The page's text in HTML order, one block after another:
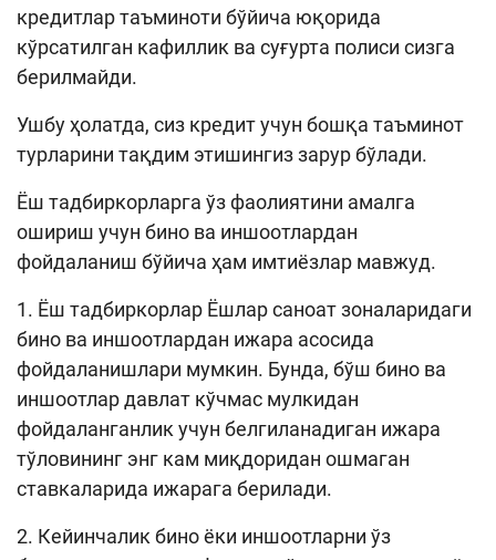
кредитлар таъминоти бўйича юқорида
кўрсатилган кафиллик ва суғурта полиси сизга
берилмайди.
Ушбу ҳолатда, сиз кредит учун бошқа таъминот
турларини тақдим этишингиз зарур бўлади.
Ёш тадбиркорларга ўз фаолиятини амалга
ошириш учун бино ва иншоотлардан
фойдаланиш бўйича ҳам имтиёзлар мавжуд.
1. Ёш тадбиркорлар Ёшлар саноат зоналаридаги
бино ва иншоотлардан ижара асосида
фойдаланишлари мумкин. Бунда, бўш бино ва
иншоотлар давлат кўчмас мулкидан
фойдаланганлик учун белгиланадиган ижара
тўловининг энг кам миқдоридан ошмаган
ставкаларида ижарага берилади.
2. Кейинчалик бино ёки иншоотларни ўз